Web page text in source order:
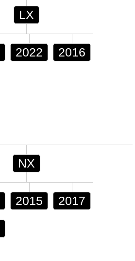
LX
2022 2016
NX
2015 2017